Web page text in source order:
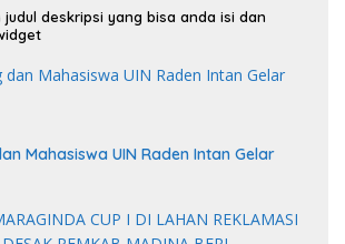
deskripsi yang bisa anda isi dan
Mahasiswa UIN Raden Intan Gelar